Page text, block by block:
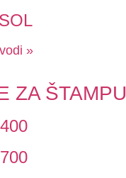
»
ZA ŠTAMPU